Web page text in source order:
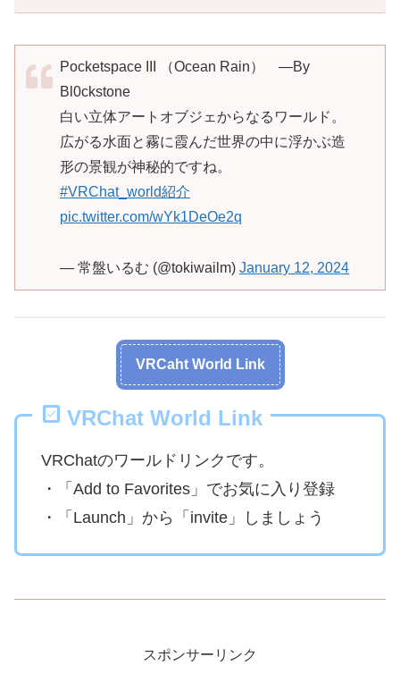
Pocketspace III （Ocean Rain） ―By
Bl0ckstone
白い立体アートオブジェからなるワールド。
広がる水面と霧に霞んだ世界の中に浮かぶ造
形の景観が神秘的ですね。
#VRChat_world紹介
pic.twitter.com/wYk1DeOe2q
— 常盤いるむ (@tokiwailm) January 12, 2024
VRCaht World Link
VRChat World Link
VRChatのワールドリンクです。
・「Add to Favorites」でお気に入り登録
・「Launch」から「invite」しましょう
スポンサーリンク